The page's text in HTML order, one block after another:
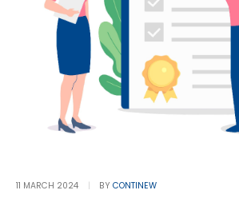
11 MARCH 2024 BY CONTINEW